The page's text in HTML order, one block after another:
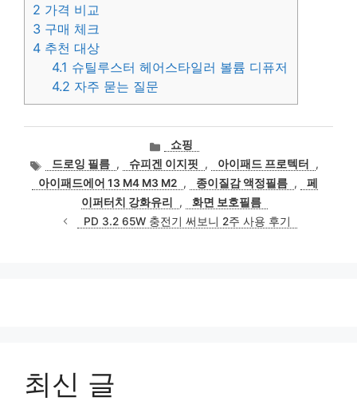
2 가격 비교
3 구매 체크
4 추천 대상
4.1 슈틸루스터 헤어스타일러 볼륨 디퓨저
4.2 자주 묻는 질문
카
테
고
리
쇼핑
태
그
드로잉 필름 , 슈피겐 이지핏 , 아이패드 프로텍터
,
아이패드에어 13 M4 M3 M2 , 종이질감 액정필름 ,
페
이퍼터치 강화유리
,
화면 보호필름
PD 3.2 65W 충전기 써보니 2주 사용 후기
최신 글